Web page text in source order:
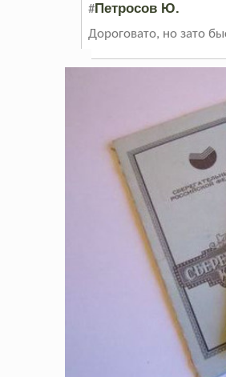
#Петросов Ю.
Дороговато, но зато